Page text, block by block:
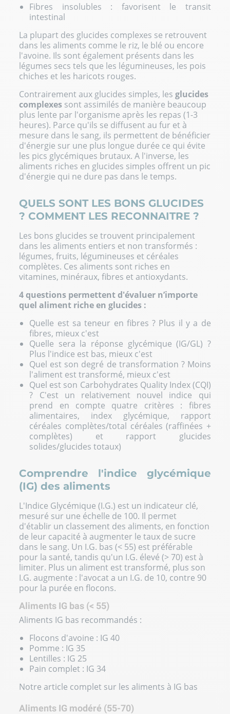
Fibres insolubles : favorisent le transit
intestinal
La plupart des glucides complexes se retrouvent
dans les aliments comme le riz, le blé ou encore
l'avoine. Ils sont également présents dans les
légumes secs tels que les légumineuses, les pois
chiches et les haricots rouges.
Contrairement aux glucides simples, les glucides
complexes sont assimilés de manière beaucoup
plus lente par l'organisme après les repas (1-3
heures). Parce qu'ils se diffusent au fur et à
mesure dans le sang, ils permettent de bénéficier
d'énergie sur une plus longue durée ce qui évite
les pics glycémiques brutaux. A l'inverse, les
aliments riches en glucides simples offrent un pic
d'énergie qui ne dure pas dans le temps.
QUELS SONT LES BONS GLUCIDES
? COMMENT LES RECONNAITRE ?
Les bons glucides se trouvent principalement
dans les aliments entiers et non transformés :
légumes, fruits, légumineuses et céréales
complètes. Ces aliments sont riches en
vitamines, minéraux, fibres et antioxydants.
4 questions permettent d'évaluer n’importe
quel aliment riche en glucides :
Quelle est sa teneur en fibres ? Plus il y a de
fibres, mieux c'est
Quelle sera la réponse glycémique (IG/GL) ?
Plus l'indice est bas, mieux c'est
Quel est son degré de transformation ? Moins
l'aliment est transformé, mieux c'est
Quel est son Carbohydrates Quality Index (CQI)
? C'est un relativement nouvel indice qui
prend en compte quatre critères : fibres
alimentaires, index glycémique, rapport
céréales complètes/total céréales (raffinées +
complètes) et rapport glucides
solides/glucides totaux)
Comprendre l'indice glycémique
(IG) des aliments
L'Indice Glycémique (I.G.) est un indicateur clé,
mesuré sur une échelle de 100. Il permet
d'établir un classement des aliments, en fonction
de leur capacité à augmenter le taux de sucre
dans le sang. Un I.G. bas (< 55) est préférable
pour la santé, tandis qu'un I.G. élevé (> 70) est à
limiter. Plus un aliment est transformé, plus son
I.G. augmente : l'avocat a un I.G. de 10, contre 90
pour la purée en flocons.
Aliments IG bas (< 55)
Aliments IG bas recommandés :
Flocons d'avoine : IG 40
Pomme : IG 35
Lentilles : IG 25
Pain complet : IG 34
Notre article complet sur les aliments à IG bas
Aliments IG modéré (55-70)